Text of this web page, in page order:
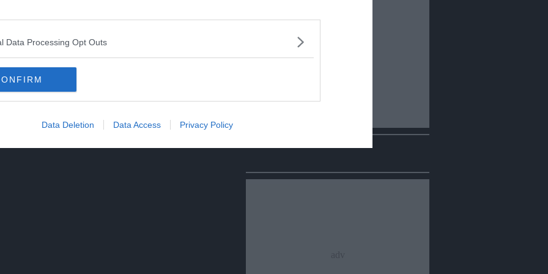
Data Processing Opt Outs
Data Deletion Data Access Privacy Policy
progetto ad uno dei suoi figli più
e al suo sogno di volare».
Condividi
TwitterCondividi
Mail